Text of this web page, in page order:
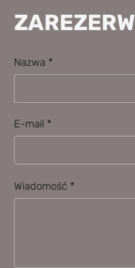
Nazwa *
E-mail *
Wiadomość *